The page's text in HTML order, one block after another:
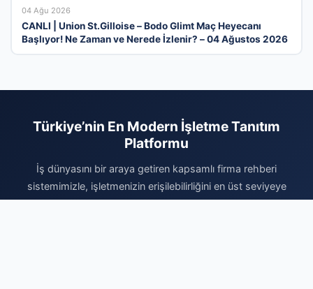
04 Ağu 2026
CANLI | Union St.Gilloise – Bodo Glimt Maç Heyecanı
Başlıyor! Ne Zaman ve Nerede İzlenir? – 04 Ağustos 2026
Türkiye’nin En Modern İşletme Tanıtım
Platformu
İş dünyasını bir araya getiren kapsamlı firma rehberi
sistemimizle, işletmenizin erişilebilirliğini en üst seviyeye
çıkarın. Sektörel olarak kategorize edilmiş yapımız sayesinde,